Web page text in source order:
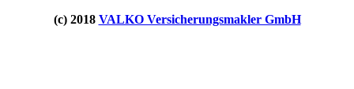
(c) 2018 VALKO Versicherungsmakler GmbH